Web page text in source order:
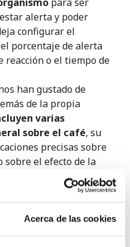
Acerca de las cookies
alerta y poder
configurar el
porcentaje de alerta
reacción o el tiempo de
han gustado de
de la propia
varias
sobre el café, su
precisas sobre
sobre el efecto de la
los parámetros que
un estudio que hizo el
la privación de
de esto en su